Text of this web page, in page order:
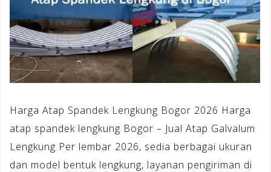
Harga Atap Spandek Lengkung Bogor 2026 Harga
atap spandek lengkung Bogor – Jual Atap Galvalum
Lengkung Per lembar 2026, sedia berbagai ukuran
dan model bentuk lengkung, layanan pengiriman di